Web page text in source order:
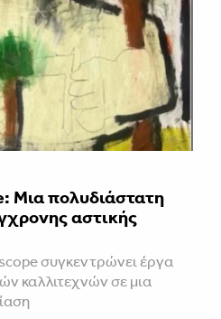
Μια πολυδιάστατη
αστικής
συγκεντρώνει έργα
καλλιτεχνών σε μια